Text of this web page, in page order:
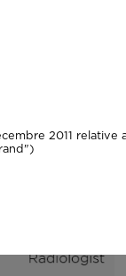
pratique
2
2011 relative